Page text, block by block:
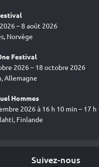
– 8 août 2026
Norvège
Festival
2026 – 18 octobre 2026
Allemagne
Hommes
2026 à 16 h 10 min – 17 h
Finlande
Suivez-nous